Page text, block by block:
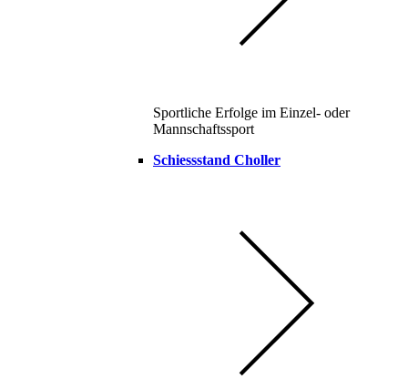
Sportliche Erfolge im Einzel- oder
Mannschaftssport
Schiessstand Choller